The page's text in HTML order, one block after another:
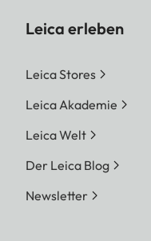
Leica erleben
Leica Stores
Leica Akademie
Leica Welt
Der Leica Blog
Newsletter